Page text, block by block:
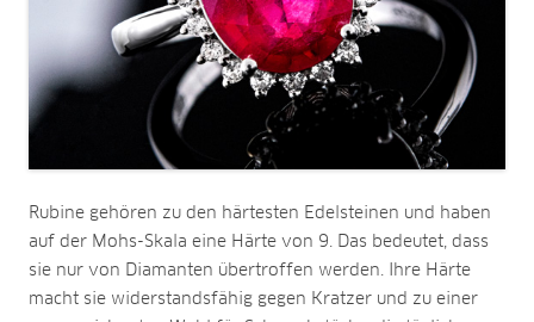
Rubine gehören zu den härtesten Edelsteinen und haben
auf der Mohs-Skala eine Härte von 9. Das bedeutet, dass
sie nur von Diamanten übertroffen werden. Ihre Härte
macht sie widerstandsfähig gegen Kratzer und zu einer